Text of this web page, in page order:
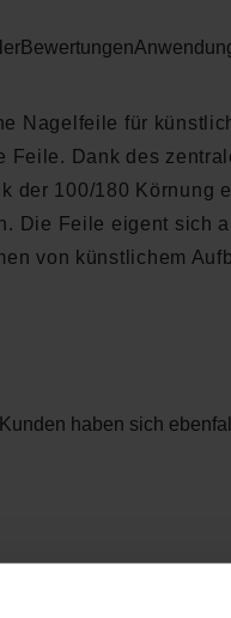
Bewertungen
Nagelfeile für
Feile. Dank des
der 100/180 Körnung
Die Feile eigent sich
von künstlichem
Kunden haben sich